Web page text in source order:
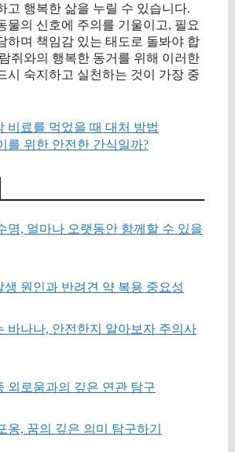
고 행복한 삶을 누릴 수 있습니다.
물의 신호에 주의를 기울이고, 필요
하며 책임감 있는 태도로 돌봐야 합
쥐와의 행복한 동거를 위해 이러한
시 숙지하고 실천하는 것이 가장 중
비료를 먹었을 때 대처 방법
를 위한 안전한 간식일까?
명, 얼마나 오랫동안 함께할 수 있을
생 원인과 반려견 약 복용 중요성
바나나, 안전한지 알아보자 주의사
외로움과의 깊은 연관 탐구
옹, 꿈의 깊은 의미 탐구하기